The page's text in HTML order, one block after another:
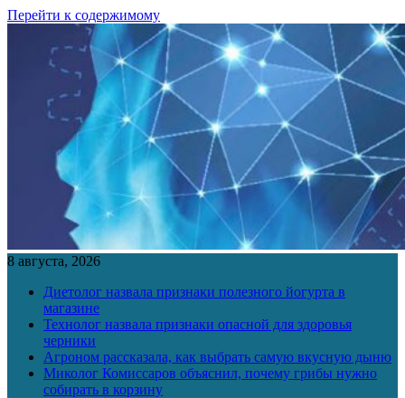
Перейти к содержимому
8 августа, 2026
Диетолог назвала признаки полезного йогурта в
магазине
Технолог назвала признаки опасной для здоровья
черники
Агроном рассказала, как выбрать самую вкусную дыню
Миколог Комиссаров объяснил, почему грибы нужно
собирать в корзину